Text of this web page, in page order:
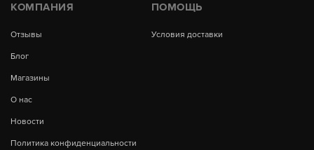
КОМПАНИЯ
Отзывы
Блог
Магазины
О нас
Новости
Политика конфиденциальности
ПОМОЩЬ
Условия доставки